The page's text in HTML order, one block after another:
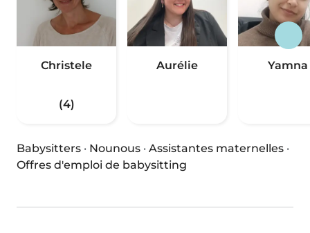
Christele
(4)
Aurélie Yamna
Babysitters · Nounous · Assistantes maternelles ·
Offres d'emploi de babysitting